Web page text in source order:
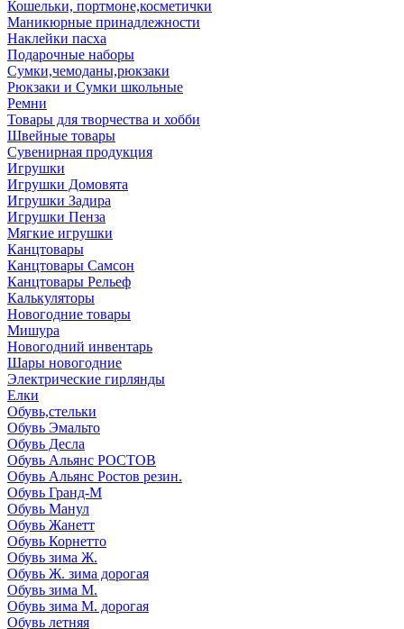
Кошельки, портмоне,косметички
Маникюрные принадлежности
Наклейки пасха
Подарочные наборы
Сумки,чемоданы,рюкзаки
Рюкзаки и Сумки школьные
Ремни
Товары для творчества и хобби
Швейные товары
Сувенирная продукция
Игрушки
Игрушки Домовята
Игрушки Задира
Игрушки Пенза
Мягкие игрушки
Канцтовары
Канцтовары Самсон
Канцтовары Рельеф
Калькуляторы
Новогодние товары
Мишура
Новогодний инвентарь
Шары новогодние
Электрические гирлянды
Елки
Обувь,стельки
Обувь Эмальто
Обувь Десла
Обувь Альянс РОСТОВ
Обувь Альянс Ростов резин.
Обувь Гранд-М
Обувь Манул
Обувь Жанетт
Обувь Корнетто
Обувь зима Ж.
Обувь Ж. зима дорогая
Обувь зима М.
Обувь зима М. дорогая
Обувь летняя